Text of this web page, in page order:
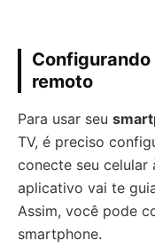
remoto
Para usar seu
TV, é preciso
conecte seu celular
aplicativo vai te
Assim, você pode
smartphone.